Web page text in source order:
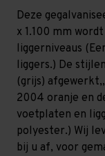
Licht
-
T80
Licht
-
T80
Deze
x 1.100 mm
liggerniveaus
liggers.) De
(grijs)
2004 oranje en
voetplaten en
polyester.) Wij
bij u af, voor